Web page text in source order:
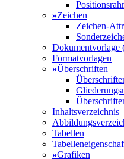
»Zeichen
Zeichen-
Dokumentvorlage
Formatvorlagen
»Überschriften
Inhaltsverzeichnis
Tabellen
»Grafiken